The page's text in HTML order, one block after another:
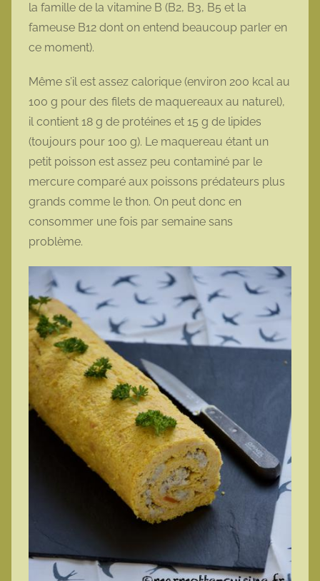
la famille de la vitamine B (B2, B3, B5 et la
fameuse B12 dont on entend beaucoup parler en
ce moment).
Même s’il est assez calorique (environ 200 kcal au
100 g pour des filets de maquereaux au naturel),
il contient 18 g de protéines et 15 g de lipides
(toujours pour 100 g). Le maquereau étant un
petit poisson est assez peu contaminé par le
mercure comparé aux poissons prédateurs plus
grands comme le thon. On peut donc en
consommer une fois par semaine sans
problème.